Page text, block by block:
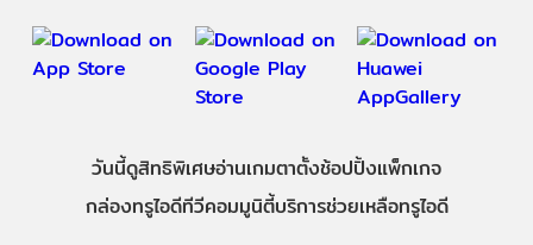
วันนี้ดูสิทธิพิเศษอ่านเกมตาตั้งช้อปปิ้งแพ็กเกจ
กล่องทรูไอดีทีวีคอมมูนิตี้บริการช่วยเหลือทรูไอดี